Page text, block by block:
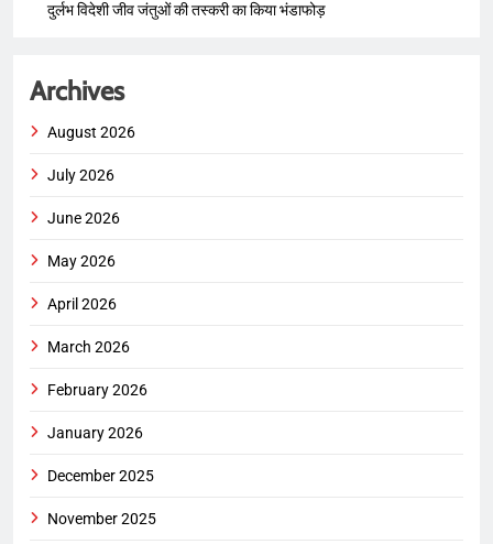
दुर्लभ विदेशी जीव जंतुओं की तस्करी का किया भंडाफोड़
Archives
August 2026
July 2026
June 2026
May 2026
April 2026
March 2026
February 2026
January 2026
December 2025
November 2025